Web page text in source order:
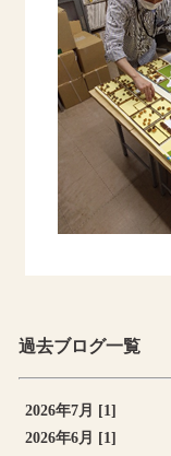
過去ブログ一覧
2026年7月 [1]
2026年6月 [1]